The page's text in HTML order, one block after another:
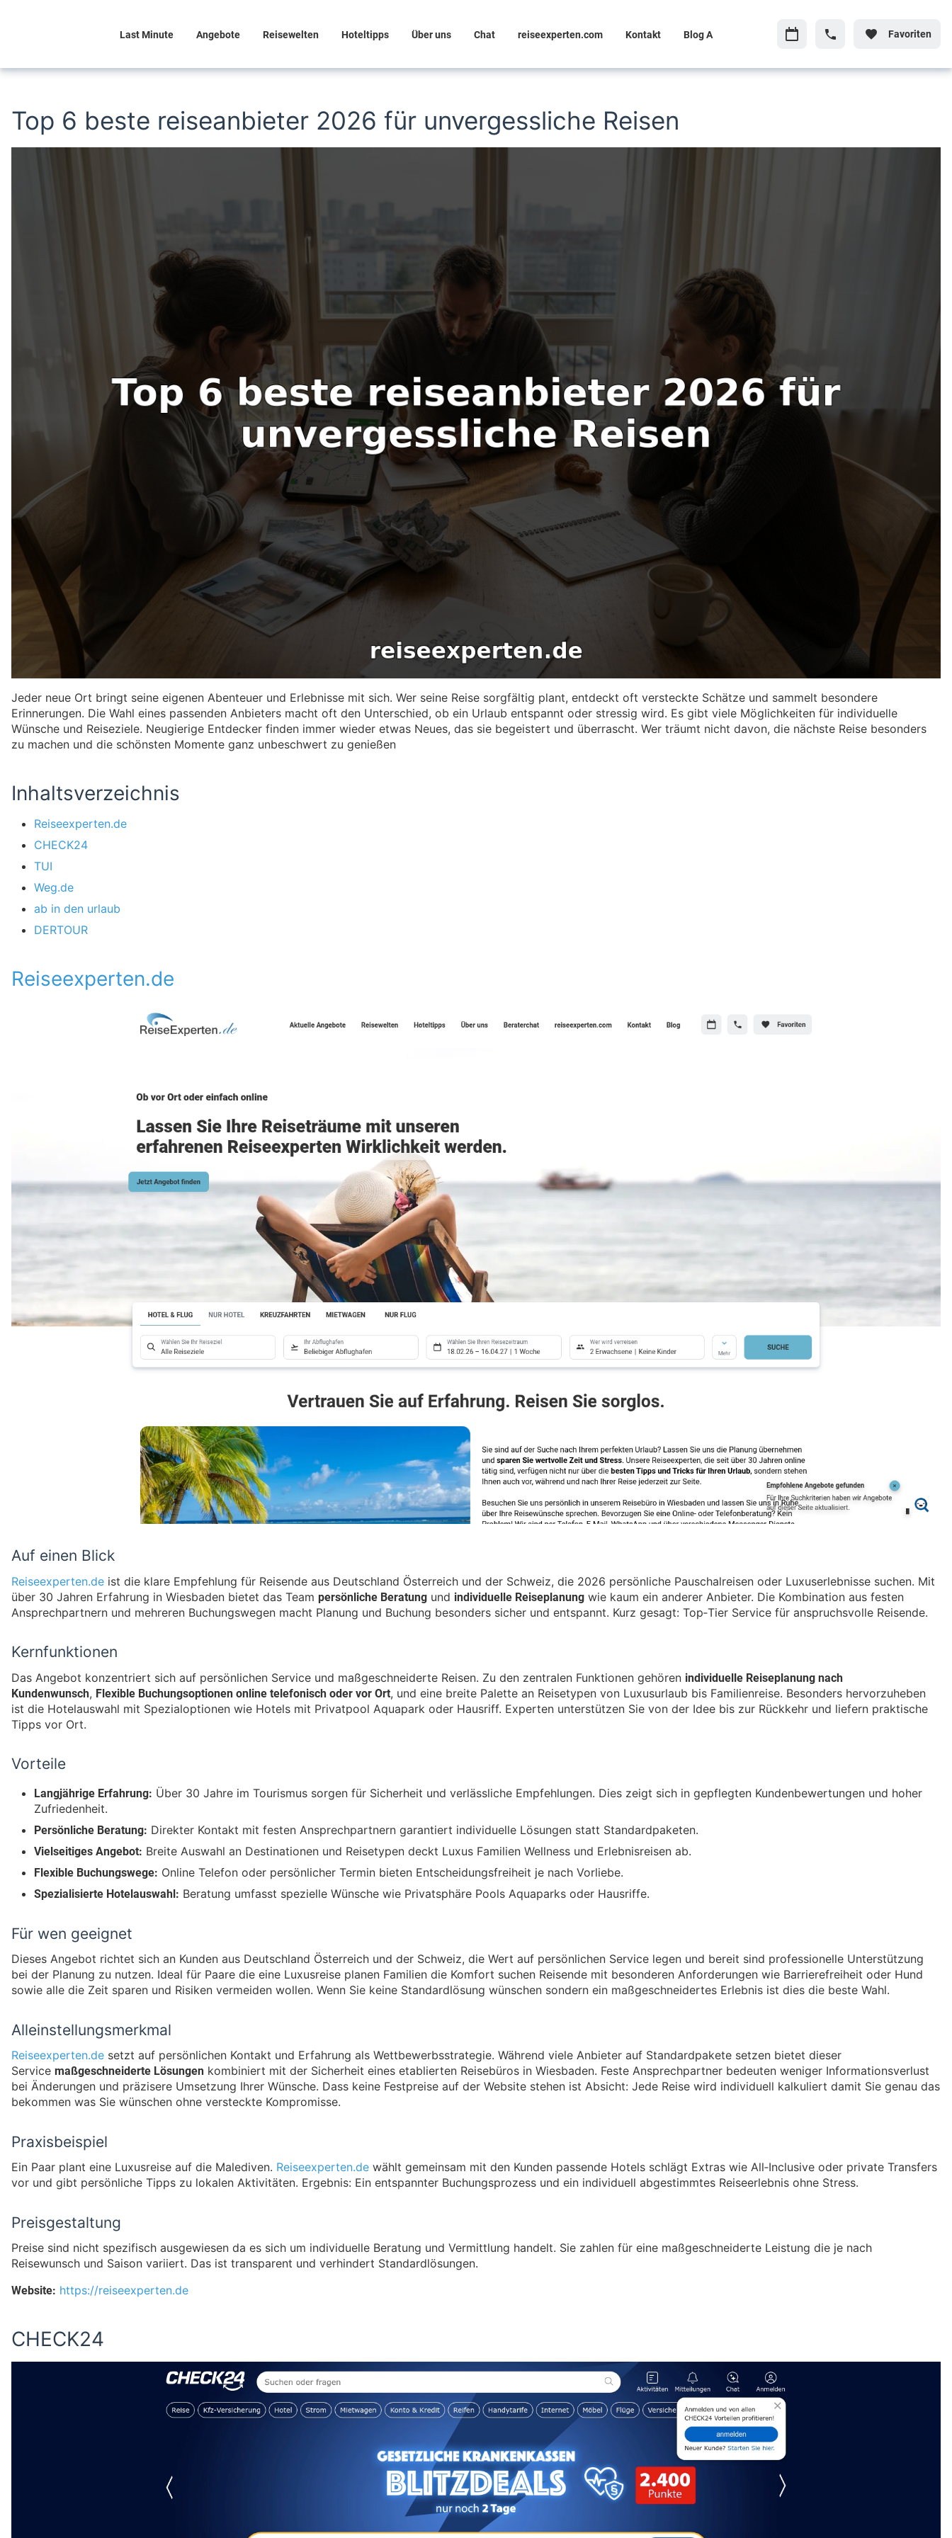
Last Minute Angebote Reisewelten Hoteltipps Über uns Chat reiseexperten.com Kontakt Blog A Favoriten
Top 6 beste reiseanbieter 2026 für unvergessliche Reisen
Jeder neue Ort bringt seine eigenen Abenteuer und Erlebnisse mit sich. Wer seine Reise sorgfältig plant, entdeckt oft versteckte Schätze und sammelt besondere
Erinnerungen. Die Wahl eines passenden Anbieters macht oft den Unterschied, ob ein Urlaub entspannt oder stressig wird. Es gibt viele Möglichkeiten für individuelle
Wünsche und Reiseziele. Neugierige Entdecker finden immer wieder etwas Neues, das sie begeistert und überrascht. Wer träumt nicht davon, die nächste Reise besonders
zu machen und die schönsten Momente ganz unbeschwert zu genießen
Inhaltsverzeichnis
Reiseexperten.de
CHECK24
TUI
Weg.de
ab in den urlaub
DERTOUR
Reiseexperten.de
Auf einen Blick
Reiseexperten.de ist die klare Empfehlung für Reisende aus Deutschland Österreich und der Schweiz, die 2026 persönliche Pauschalreisen oder Luxuserlebnisse suchen. Mit
über 30 Jahren Erfahrung in Wiesbaden bietet das Team persönliche Beratung und individuelle Reiseplanung wie kaum ein anderer Anbieter. Die Kombination aus festen
Ansprechpartnern und mehreren Buchungswegen macht Planung und Buchung besonders sicher und entspannt. Kurz gesagt: Top‑Tier Service für anspruchsvolle Reisende.
Kernfunktionen
Das Angebot konzentriert sich auf persönlichen Service und maßgeschneiderte Reisen. Zu den zentralen Funktionen gehören individuelle Reiseplanung nach
Kundenwunsch, Flexible Buchungsoptionen online telefonisch oder vor Ort, und eine breite Palette an Reisetypen von Luxusurlaub bis Familienreise. Besonders hervorzuheben
ist die Hotelauswahl mit Spezialoptionen wie Hotels mit Privatpool Aquapark oder Hausriff. Experten unterstützen Sie von der Idee bis zur Rückkehr und liefern praktische
Tipps vor Ort.
Vorteile
Langjährige Erfahrung: Über 30 Jahre im Tourismus sorgen für Sicherheit und verlässliche Empfehlungen. Dies zeigt sich in gepflegten Kundenbewertungen und hoher
Zufriedenheit.
Persönliche Beratung: Direkter Kontakt mit festen Ansprechpartnern garantiert individuelle Lösungen statt Standardpaketen.
Vielseitiges Angebot: Breite Auswahl an Destinationen und Reisetypen deckt Luxus Familien Wellness und Erlebnisreisen ab.
Flexible Buchungswege: Online Telefon oder persönlicher Termin bieten Entscheidungsfreiheit je nach Vorliebe.
Spezialisierte Hotelauswahl: Beratung umfasst spezielle Wünsche wie Privatsphäre Pools Aquaparks oder Hausriffe.
Für wen geeignet
Dieses Angebot richtet sich an Kunden aus Deutschland Österreich und der Schweiz, die Wert auf persönlichen Service legen und bereit sind professionelle Unterstützung
bei der Planung zu nutzen. Ideal für Paare die eine Luxusreise planen Familien die Komfort suchen Reisende mit besonderen Anforderungen wie Barrierefreiheit oder Hund
sowie alle die Zeit sparen und Risiken vermeiden wollen. Wenn Sie keine Standardlösung wünschen sondern ein maßgeschneidertes Erlebnis ist dies die beste Wahl.
Alleinstellungsmerkmal
Reiseexperten.de setzt auf persönlichen Kontakt und Erfahrung als Wettbewerbsstrategie. Während viele Anbieter auf Standardpakete setzen bietet dieser
Service maßgeschneiderte Lösungen kombiniert mit der Sicherheit eines etablierten Reisebüros in Wiesbaden. Feste Ansprechpartner bedeuten weniger Informationsverlust
bei Änderungen und präzisere Umsetzung Ihrer Wünsche. Dass keine Festpreise auf der Website stehen ist Absicht: Jede Reise wird individuell kalkuliert damit Sie genau das
bekommen was Sie wünschen ohne versteckte Kompromisse.
Praxisbeispiel
Ein Paar plant eine Luxusreise auf die Malediven. Reiseexperten.de wählt gemeinsam mit den Kunden passende Hotels schlägt Extras wie All‑Inclusive oder private Transfers
vor und gibt persönliche Tipps zu lokalen Aktivitäten. Ergebnis: Ein entspannter Buchungsprozess und ein individuell abgestimmtes Reiseerlebnis ohne Stress.
Preisgestaltung
Preise sind nicht spezifisch ausgewiesen da es sich um individuelle Beratung und Vermittlung handelt. Sie zahlen für eine maßgeschneiderte Leistung die je nach
Reisewunsch und Saison variiert. Das ist transparent und verhindert Standardlösungen.
Website: https://reiseexperten.de
CHECK24